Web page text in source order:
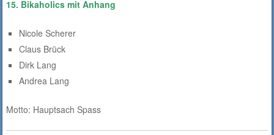
15. Bikaholics mit Anhang
Nicole Scherer
Claus Brück
Dirk Lang
Andrea Lang
Motto: Hauptsach Spass